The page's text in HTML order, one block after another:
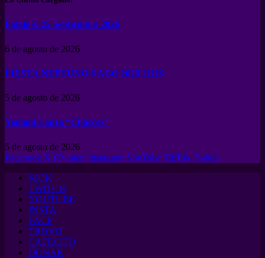
Fatale el 25 Septiembre 2026
6 de agosto de 2026
FIESTA NEPTUNO 6 AGO 2026 21HS
5 de agosto de 2026
Yamaní Lanza “Charcos”
5 de agosto de 2026
Facebook X (Twitter) InstagramYouTube TikTok Twitch
KICK
TWITCH
YOUTUBE
INSTA
FACE
TROVO
CAFECITO
DONAR